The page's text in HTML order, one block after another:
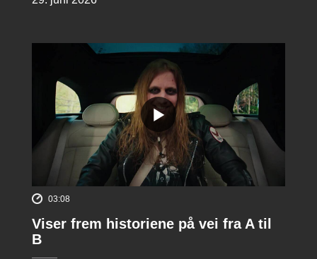
03:08
Viser frem historiene på vei fra A til
B